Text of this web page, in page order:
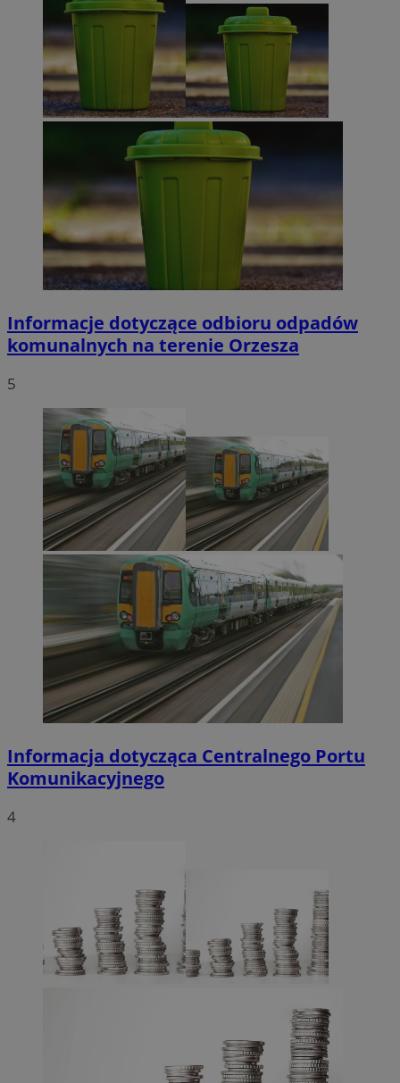
Informacje dotyczące odbioru odpadów
komunalnych na terenie Orzesza
5
Informacja dotycząca Centralnego Portu
Komunikacyjnego
4